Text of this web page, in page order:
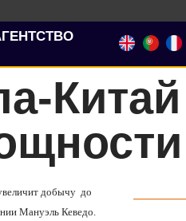
добычу до
Мануэль Кеведо.